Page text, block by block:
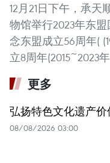
12月21日下午，承
物馆举行2023年东
念东盟成立56周年(
立8周年(2015~2023
更多
弘扬特色文化遗产价
08/08/2026 03:00